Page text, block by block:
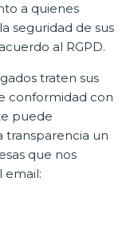
a quienes
seguridad de sus
al RGPD.
traten sus
conformidad con
puede
transparencia un
que nos
email: